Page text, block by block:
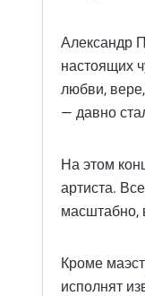
Александр
настоящих
любви,
— давно
На этом
артиста.
масштабно,
Кроме
исполнят